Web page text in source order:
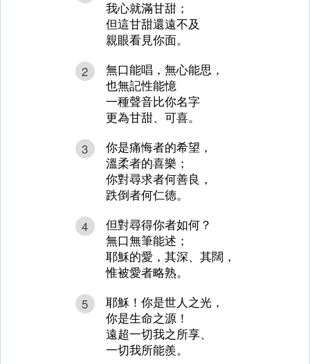
我心就滿甘甜；
但這甘甜還遠不及
親眼看見你面。
2
無口能唱，無心能思，
也無記性能憶
一種聲音比你名字
更為甘甜、可喜。
3
你是痛悔者的希望，
溫柔者的喜樂；
你對尋求者何善良，
跌倒者何仁德。
4
但對尋得你者如何？
無口無筆能述；
耶穌的愛，其深、其闊，
惟被愛者略熟。
5
耶穌！你是世人之光，
你是生命之源！
遠超一切我之所享、
一切我所能羨。